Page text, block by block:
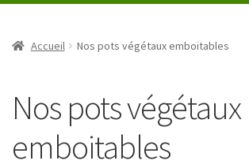
Accueil Nos pots végétaux emboitables
Nos pots végétaux
emboitables